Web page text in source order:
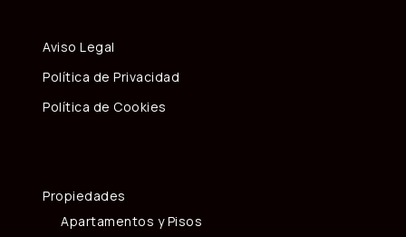
Aviso Legal
Política de Privacidad
Política de Cookies
Propiedades
Apartamentos y Pisos